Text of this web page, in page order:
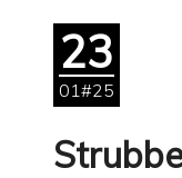
23
01#25